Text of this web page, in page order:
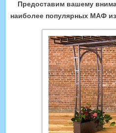
Предоставим вашему
наиболее популярных МАФ